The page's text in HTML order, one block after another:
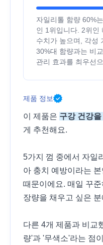
자일리톨 함량 60%
인 1위입니다. 2위인
수치가 높으며, 각성
30%대 함량과는 비
관리 효과를 최우선
제품 정보
이 제품은 구강 건강
게 추천해요.
5가지 껌 중에서 자일
아 충치 예방이라는
때문이에요. 매일 꾸
장량을 채우고 싶은
다른 4개 제품과 비교
량'과 '무색소'라는 점